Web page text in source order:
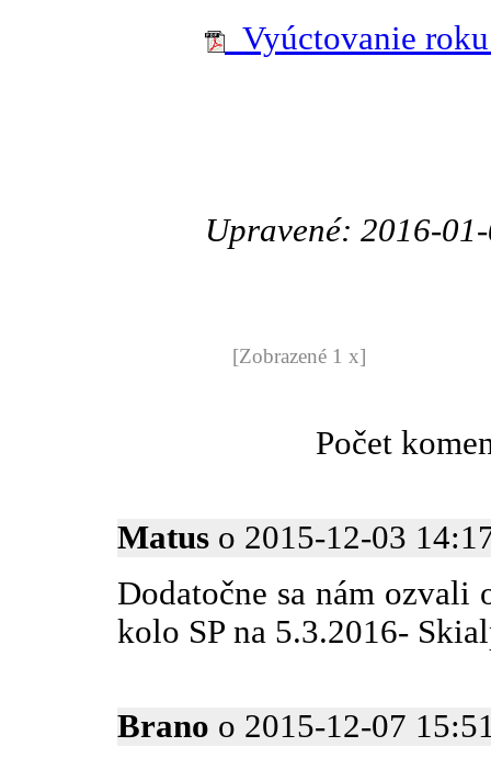
Vyúctovanie
Upravené: 2016-
[Zobrazené 1 x]
Počet
Matus o 2015-12-03
Dodatočne sa nám ozvali
kolo SP na 5.3.2016-
Brano o 2015-12-07